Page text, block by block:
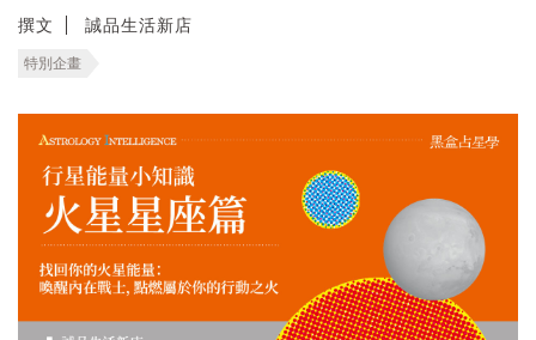
撰文 誠品生活新店
特別企畫